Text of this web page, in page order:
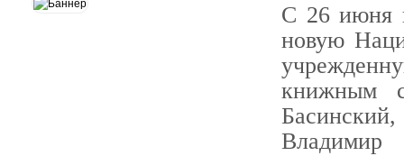
С 26 июня
новую
книжным
Владимир